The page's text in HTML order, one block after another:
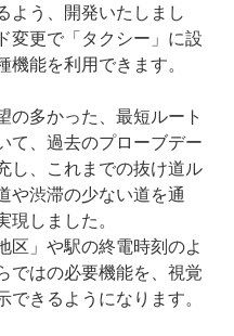
よう、開発いたしまし
変更で「タクシー」に設
能を利用できます。
多かった、最短ルート
て、過去のプローブデー
し、これまでの抜け道ル
や渋滞の少ない道を通
しました。
」や駅の終電時刻のよ
ではの必要機能を、視覚
きるようになります。